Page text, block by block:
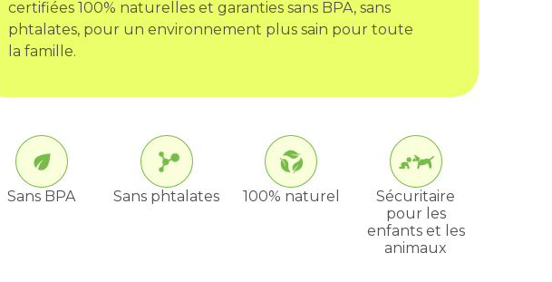
certifiées 100% naturelles et garanties sans BPA, sans
phtalates, pour un environnement plus sain pour toute
la famille.
Sans BPA Sans phtalates 100% naturel
Sécuritaire
pour les
enfants et les
animaux